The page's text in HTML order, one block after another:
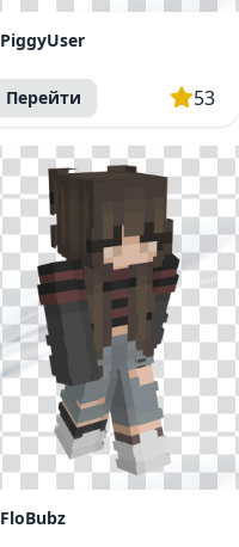
PiggyUser
Перейти 53
FloBubz